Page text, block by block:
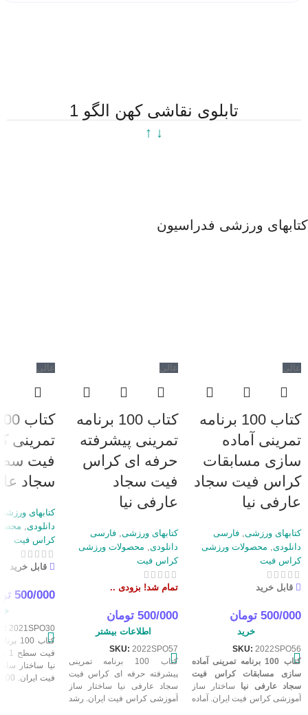
تابلوی نقاشی کهن الگو 1
↓ ↑
کتابهای ورزشی فدراسیون
عالی
کتاب 100 برنامه
تمرینی آماده
سازی مسابقات
کراس فیت سجاد
عارفی نیا
کتابهای ورزشی, فارسی
دانلودی, محصولات ورزشی
کراس فیت
قابل خرید
500/000 تومان
خرید
SKU: 2022SPO56
کتاب 100 برنامه تمرینی آماده
سازی مسابقات کراس فیت
سجاد عارفی نیا ساختار ساز
آموزشی کراس فیت ایران. آماده
عالی
کتاب 100 برنامه
تمرینی پیشرفته
حرفه ای کراس
فیت سجاد
عارفی نیا
کتابهای ورزشی, فارسی
دانلودی, محصولات ورزشی
کراس فیت
تمام شد! بزودی ..
500/000 تومان
اطلاعات بیشتر
SKU: 2022SPO57
کتاب 100 برنامه تمرینی
پیشرفته حرفه ای کراس فیت
سجاد عارفی نیا ساختار ساز
آموزشی کراس فیت ایران. رشد
عالی
تمرینی
سجاد
کتابهای
دانلودی,
کراس فیت
قابل خرید
500/000
2021SPO30
کتاب
نیا ساختار